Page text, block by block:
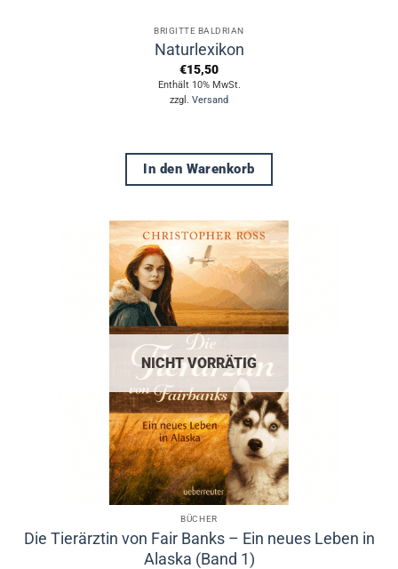
BRIGITTE BALDRIAN
Naturlexikon
€15,50
Enthält 10% MwSt.
zzgl. Versand
In den Warenkorb
NICHT VORRÄTIG
BÜCHER
Die Tierärztin von Fair Banks – Ein neues Leben in
Alaska (Band 1)